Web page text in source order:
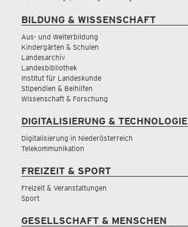
BILDUNG & WISSENSCHAFT
Aus- und Weiterbildung
Kindergärten & Schulen
Landesarchiv
Landesbibliothek
Institut für Landeskunde
Stipendien & Beihilfen
Wissenschaft & Forschung
DIGITALISIERUNG & TECHNOLOGIE
Digitalisierung in Niederösterreich
Telekommunikation
FREIZEIT & SPORT
Freizeit & Veranstaltungen
Sport
GESELLSCHAFT & MENSCHEN